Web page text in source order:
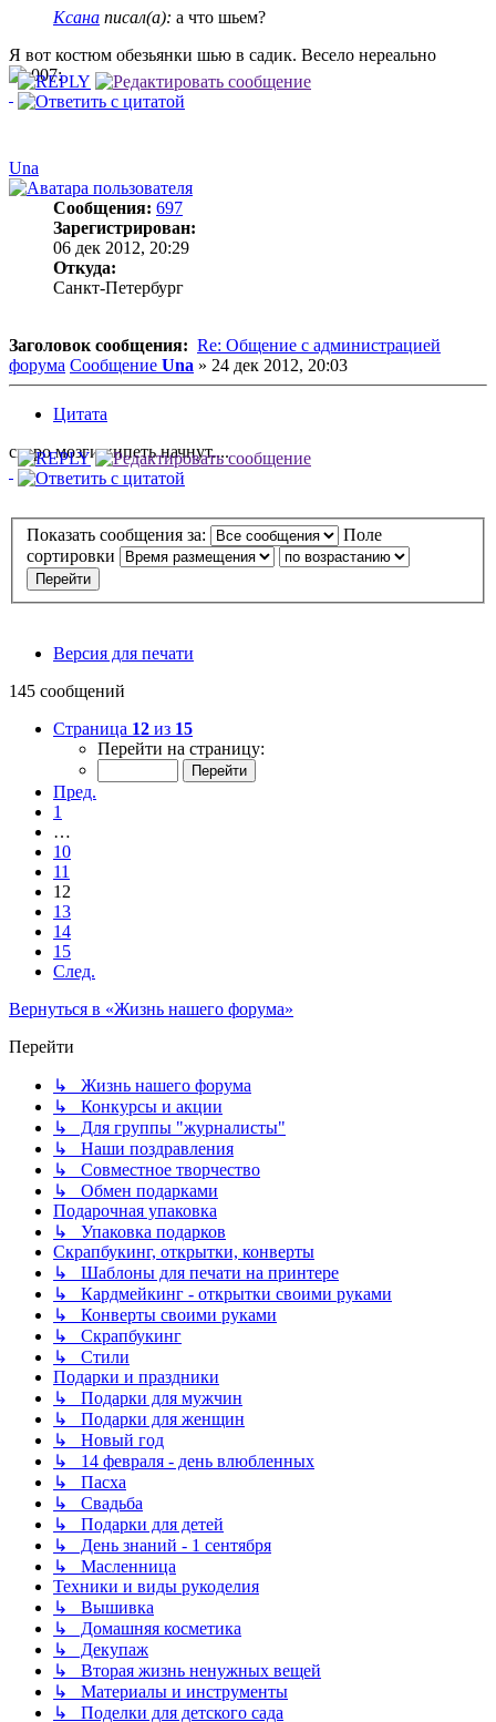
Ксана писал(а): а что шьем?
Я вот костюм обезьянки шью в садик. Весело нереально
Una
Сообщения: 697
Зарегистрирован:
06 дек 2012, 20:29
Откуда:
Санкт-Петербург
Заголовок сообщения: Re: Общение с администрацией
форума Сообщение Una » 24 дек 2012, 20:03
Цитата
скоро мозги кипеть начнут....
Показать сообщения за:
Поле
сортировки
Версия для печати
145 сообщений
Страница 12 из 15
Перейти на страницу:
Пред.
1
…
10
11
12
13
14
15
След.
Вернуться в «Жизнь нашего форума»
Перейти
↳ Жизнь нашего форума
↳ Конкурсы и акции
↳ Для группы "журналисты"
↳ Наши поздравления
↳ Совместное творчество
↳ Обмен подарками
Подарочная упаковка
↳ Упаковка подарков
Скрапбукинг, открытки, конверты
↳ Шаблоны для печати на принтере
↳ Кардмейкинг - открытки своими руками
↳ Конверты своими руками
↳ Скрапбукинг
↳ Стили
Подарки и праздники
↳ Подарки для мужчин
↳ Подарки для женщин
↳ Новый год
↳ 14 февраля - день влюбленных
↳ Пасха
↳ Свадьба
↳ Подарки для детей
↳ День знаний - 1 сентября
↳ Масленница
Техники и виды рукоделия
↳ Вышивка
↳ Домашняя косметика
↳ Декупаж
↳ Вторая жизнь ненужных вещей
↳ Материалы и инструменты
↳ Поделки для детского сада